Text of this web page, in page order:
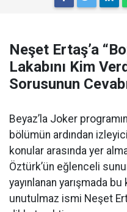
Neşet Ertaş’a
Lakabını Kim
Sorusunun
Beyaz’la Joker
bölümün ardından
konular arasında yer
Öztürk’ün eğlenceli
yayınlanan yarışmada
unutulmaz ismi Neşet